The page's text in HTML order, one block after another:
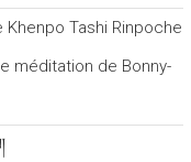
Tashi Rinpoche
méditation de Bonny-